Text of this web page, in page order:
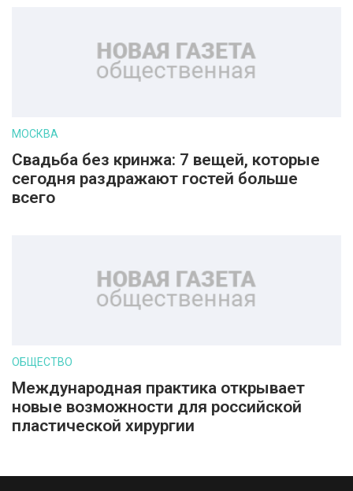
МОСКВА
Свадьба без кринжа: 7 вещей, которые
сегодня раздражают гостей больше
всего
ОБЩЕСТВО
Международная практика открывает
новые возможности для российской
пластической хирургии